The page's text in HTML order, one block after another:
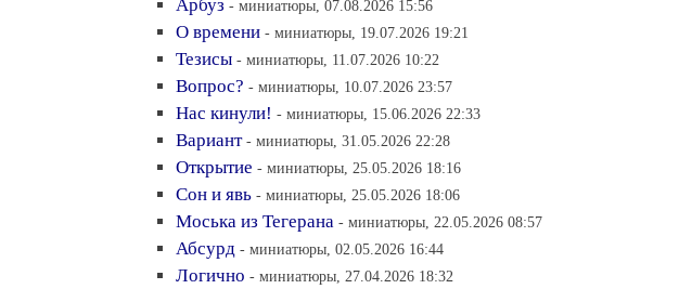
Арбуз - миниатюры, 07.08.2026 15:56
О времени - миниатюры, 19.07.2026 19:21
Тезисы - миниатюры, 11.07.2026 10:22
Вопрос? - миниатюры, 10.07.2026 23:57
Нас кинули! - миниатюры, 15.06.2026 22:33
Вариант - миниатюры, 31.05.2026 22:28
Открытие - миниатюры, 25.05.2026 18:16
Сон и явь - миниатюры, 25.05.2026 18:06
Моська из Тегерана - миниатюры, 22.05.2026 08:57
Абсурд - миниатюры, 02.05.2026 16:44
Логично - миниатюры, 27.04.2026 18:32